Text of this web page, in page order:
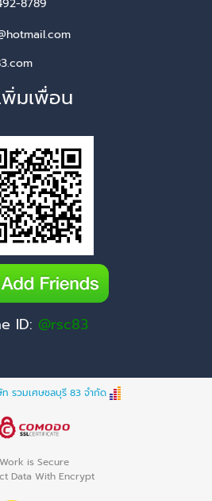
8789
พิ่มเพื่อน
ID: @rsc83
รวมเศษชลบุรี 83 จำกัด
Work is Secure
Data With Encrypt